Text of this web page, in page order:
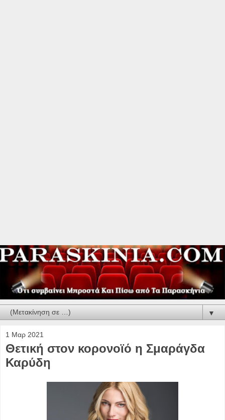
▼
1 Μαρ 2021
Θετική στον κορονοϊό η Σμαράγδα
Καρύδη